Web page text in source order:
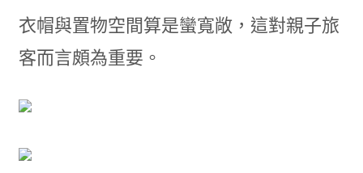
衣帽與置物空間算是蠻寬敞，這對親子旅
客而言頗為重要。